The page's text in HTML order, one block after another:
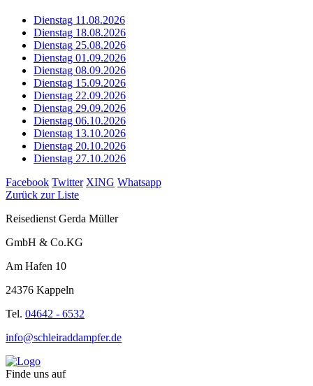
Dienstag 11.08.2026
Dienstag 18.08.2026
Dienstag 25.08.2026
Dienstag 01.09.2026
Dienstag 08.09.2026
Dienstag 15.09.2026
Dienstag 22.09.2026
Dienstag 29.09.2026
Dienstag 06.10.2026
Dienstag 13.10.2026
Dienstag 20.10.2026
Dienstag 27.10.2026
Facebook Twitter XING Whatsapp
Zurück zur Liste
Reisedienst Gerda Müller
GmbH & Co.KG
Am Hafen 10
24376 Kappeln
Tel. 04642 - 6532
info@schleiraddampfer.de
Finde uns auf